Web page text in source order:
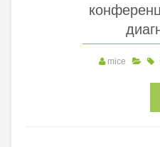
mice